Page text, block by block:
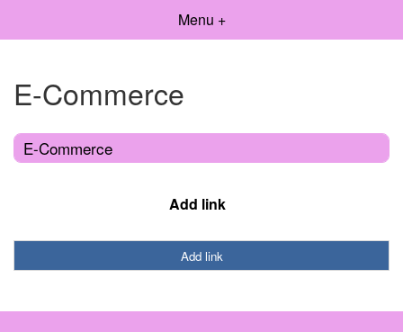
Menu +
E-Commerce
E-Commerce
Add link
Add link